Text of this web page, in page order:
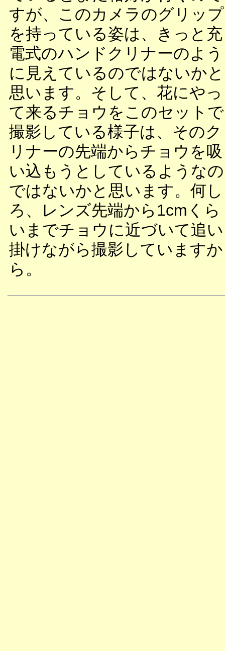
すが、このカメラのグリップ
を持っている姿は、きっと充
電式のハンドクリナーのよう
に見えているのではないかと
思います。そして、花にやっ
て来るチョウをこのセットで
撮影している様子は、そのク
リナーの先端からチョウを吸
い込もうとしているようなの
ではないかと思います。何し
ろ、レンズ先端から1cmくら
いまでチョウに近づいて追い
掛けながら撮影していますか
ら。